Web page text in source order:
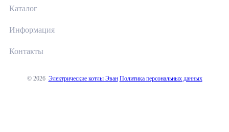
Каталог
Информация
Контакты
© 2026 Электрические котлы Эван Политика персональных данных